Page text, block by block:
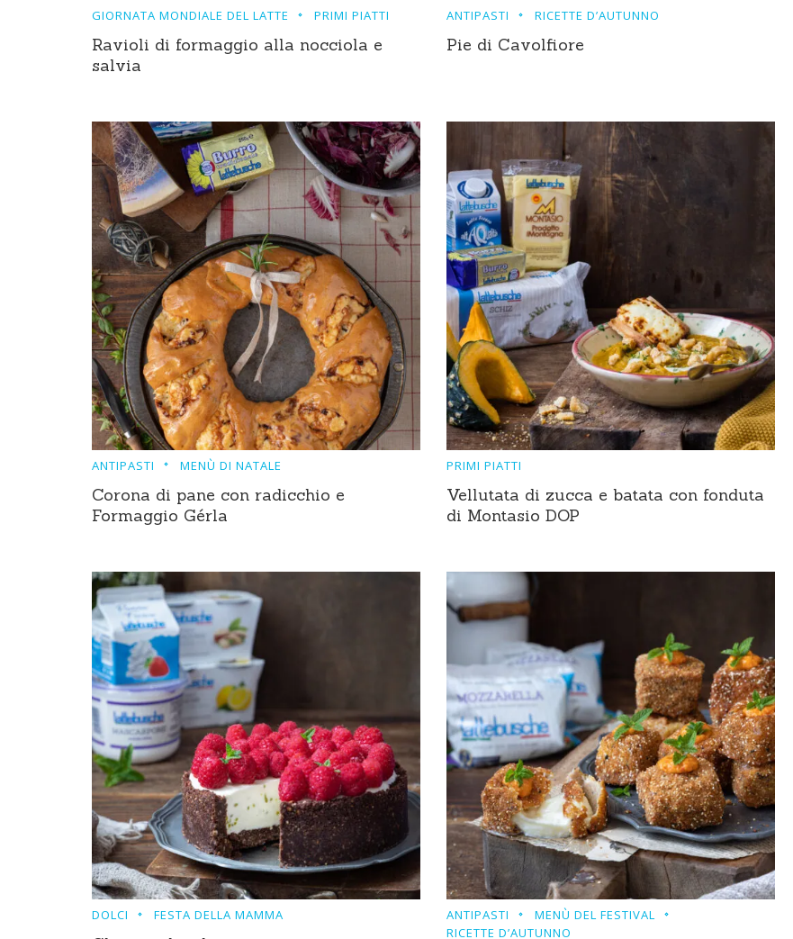
GIORNATA MONDIALE DEL LATTE PRIMI PIATTI
Ravioli di formaggio alla nocciola e
salvia
ANTIPASTI RICETTE D’AUTUNNO
Pie di Cavolfiore
ANTIPASTI MENÙ DI NATALE
Corona di pane con radicchio e
Formaggio Gérla
PRIMI PIATTI
Vellutata di zucca e batata con fonduta
di Montasio DOP
DOLCI FESTA DELLA MAMMA ANTIPASTI
MENÙ DEL FESTIVAL
RICETTE D’AUTUNNO